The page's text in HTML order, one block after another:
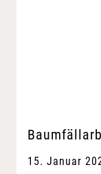
15. Januar